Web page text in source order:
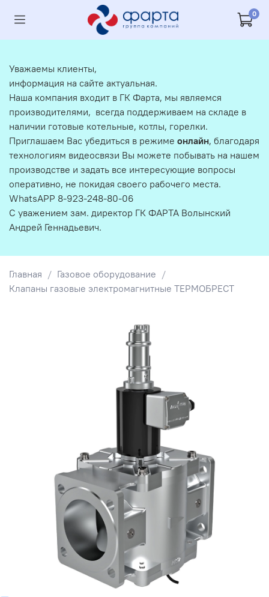
0
Главная
Газовое оборудование
Клапаны газовые электромагнитные ТЕРМОБРЕСТ
Уважаемы клиенты,
информация на сайте актуальная.
Наша компания входит в ГК Фарта, мы являемся
производителями, всегда поддерживаем на складе в
наличии готовые котельные, котлы, горелки.
Приглашаем Вас убедиться в режиме онлайн, благодаря
технологиям видеосвязи Вы можете побывать на нашем
производстве и задать все интересующие вопросы
оперативно, не покидая своего рабочего места.
WhatsAPP 8-923-248-80-06
С уважением зам. директор ГК ФАРТА Волынский
Андрей Геннадьевич.